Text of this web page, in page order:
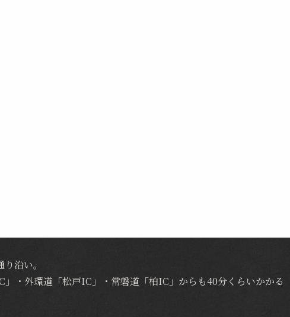
沿い。
」・外環道「松戸IC」・常磐道「柏IC」からも40分くらいかかる